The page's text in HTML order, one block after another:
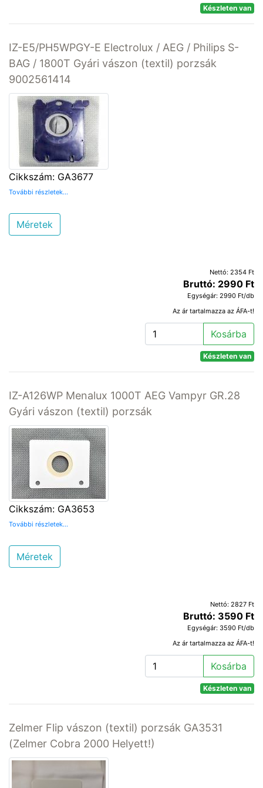
Készleten van
IZ-E5/PH5WPGY-E Electrolux / AEG / Philips S-
BAG / 1800T Gyári vászon (textil) porzsák
9002561414
Cikkszám: GA3677
További részletek...
Méretek
Nettó: 2354 Ft
Bruttó: 2990 Ft
Egységár: 2990 Ft/db
Az ár tartalmazza az ÁFA-t!
Kosárba
Készleten van
IZ-A126WP Menalux 1000T AEG Vampyr GR.28
Gyári vászon (textil) porzsák
Cikkszám: GA3653
További részletek...
Méretek
Nettó: 2827 Ft
Bruttó: 3590 Ft
Egységár: 3590 Ft/db
Az ár tartalmazza az ÁFA-t!
Kosárba
Készleten van
Zelmer Flip vászon (textil) porzsák GA3531
(Zelmer Cobra 2000 Helyett!)